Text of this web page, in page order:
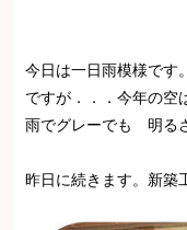
今日は一日雨模様です
ですが．．．今年の空
雨でグレーでも 明る
昨日に続きます。新築